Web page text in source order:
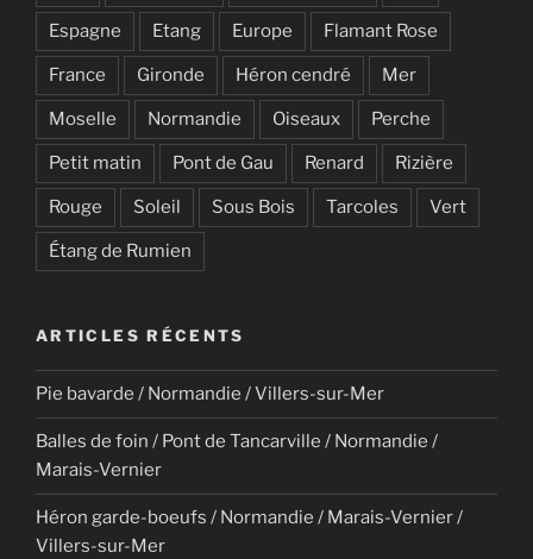
Espagne Etang Europe Flamant Rose
France Gironde Héron cendré Mer
Moselle Normandie Oiseaux Perche
Petit matin Pont de Gau Renard Rizière
Rouge Soleil Sous Bois Tarcoles Vert
Étang de Rumien
ARTICLES RÉCENTS
Pie bavarde / Normandie / Villers-sur-Mer
Balles de foin / Pont de Tancarville / Normandie /
Marais-Vernier
Héron garde-boeufs / Normandie / Marais-Vernier /
Villers-sur-Mer